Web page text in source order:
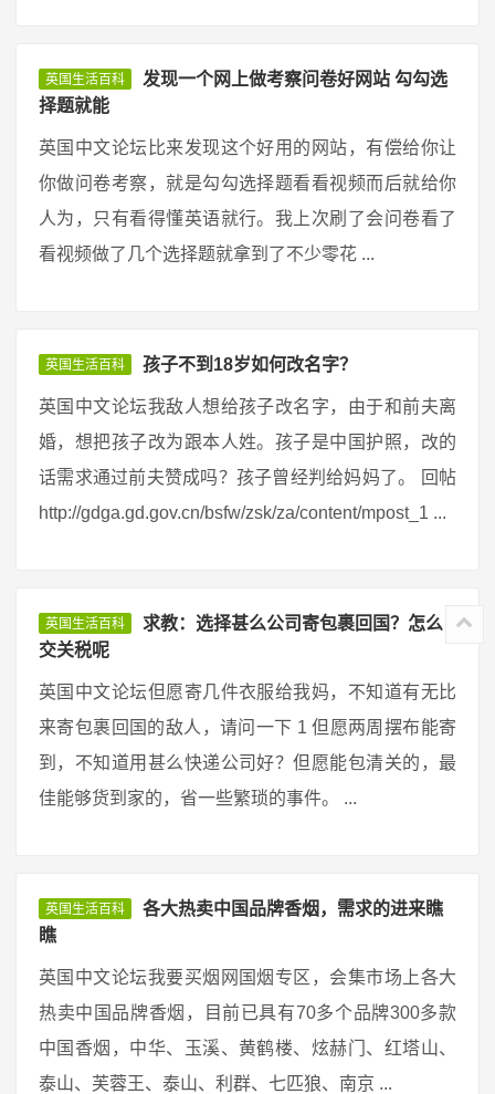
英国生活百科
发现一个网上做考察问卷好网站 勾勾选
择题就能
英国中文论坛比来发现这个好用的网站，有偿给你让
你做问卷考察，就是勾勾选择题看看视频而后就给你
人为，只有看得懂英语就行。我上次刷了会问卷看了
看视频做了几个选择题就拿到了不少零花 ...
英国生活百科 孩子不到18岁如何改名字？
英国中文论坛我敌人想给孩子改名字，由于和前夫离
婚，想把孩子改为跟本人姓。孩子是中国护照，改的
话需求通过前夫赞成吗？孩子曾经判给妈妈了。 回帖
http://gdga.gd.gov.cn/bsfw/zsk/za/content/mpost_1 ...
英国生活百科
求教：选择甚么公司寄包裹回国？怎么
交关税呢
英国中文论坛但愿寄几件衣服给我妈，不知道有无比
来寄包裹回国的敌人，请问一下 1 但愿两周摆布能寄
到，不知道用甚么快递公司好？但愿能包清关的，最
佳能够货到家的，省一些繁琐的事件。 ...
英国生活百科
各大热卖中国品牌香烟，需求的进来瞧
瞧
英国中文论坛我要买烟网国烟专区，会集市场上各大
热卖中国品牌香烟，目前已具有70多个品牌300多款
中国香烟，中华、玉溪、黄鹤楼、炫赫门、红塔山、
泰山、芙蓉王、泰山、利群、七匹狼、南京 ...